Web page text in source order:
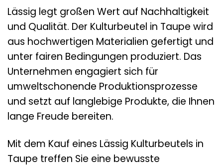
Lässig legt großen Wert auf Nachhaltigkeit
und Qualität. Der Kulturbeutel in Taupe wird
aus hochwertigen Materialien gefertigt und
unter fairen Bedingungen produziert. Das
Unternehmen engagiert sich für
umweltschonende Produktionsprozesse
und setzt auf langlebige Produkte, die Ihnen
lange Freude bereiten.
Mit dem Kauf eines Lässig Kulturbeutels in
Taupe treffen Sie eine bewusste